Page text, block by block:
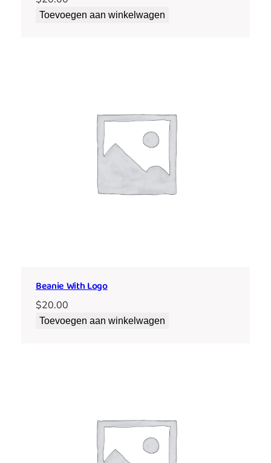
Toevoegen aan winkelwagen
Beanie With Logo
$20.00
Toevoegen aan winkelwagen